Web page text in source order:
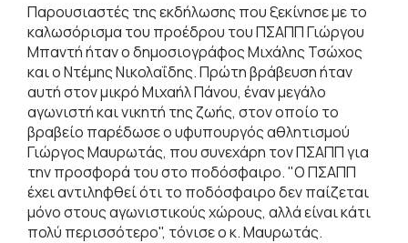
Παρουσιαστές της εκδήλωσης που ξεκίνησε με το
καλωσόρισμα του προέδρου του ΠΣΑΠΠ Γιώργου
Μπαντή ήταν ο δημοσιογράφος Μιχάλης Τσώχος
και ο Ντέμης Νικολαΐδης. Πρώτη βράβευση ήταν
αυτή στον μικρό Μιχαήλ Πάνου, έναν μεγάλο
αγωνιστή και νικητή της ζωής, στον οποίο το
βραβείο παρέδωσε ο υφυπουργός αθλητισμού
Γιώργος Μαυρωτάς, που συνεχάρη τον ΠΣΑΠΠ για
την προσφορά του στο ποδόσφαιρο. "Ο ΠΣΑΠΠ
έχει αντιληφθεί ότι το ποδόσφαιρο δεν παίζεται
μόνο στους αγωνιστικούς χώρους, αλλά είναι κάτι
πολύ περισσότερο", τόνισε ο κ. Μαυρωτάς.